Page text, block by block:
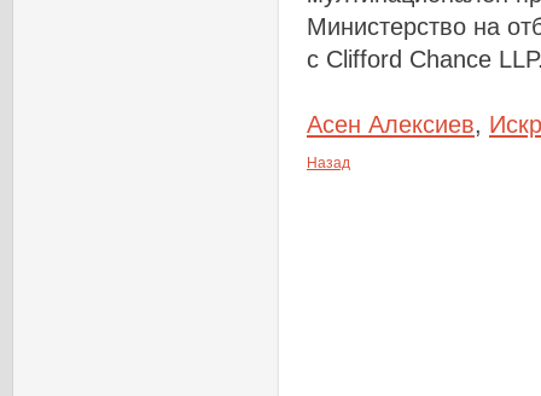
Министерство на
с Clifford Chance
Асен Алексиев,
Назад